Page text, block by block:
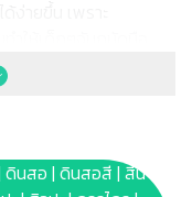
ยเสริมพัฒนาการ
น้ำร้อน ห้ามใช้น้ำยา
ดินสอ | ดินสอสี | สีน้ำ